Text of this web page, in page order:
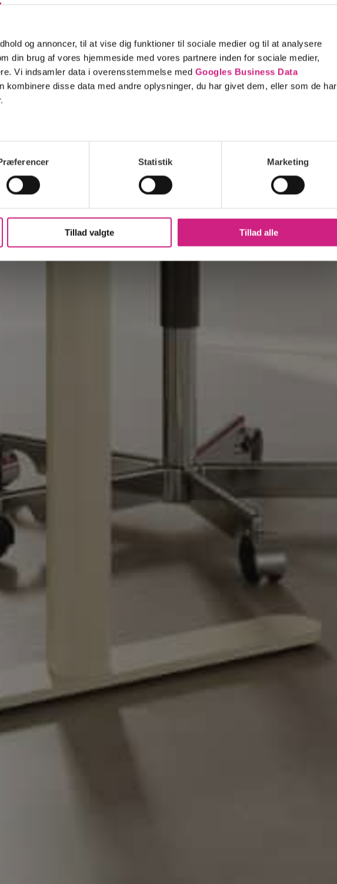
og annoncer, til at vise dig funktioner til sociale medier og til at analysere
din brug af vores hjemmeside med vores partnere inden for sociale medier,
Vi indsamler data i overensstemmelse med Googles Business Data
kombinere disse data med andre oplysninger, du har givet dem, eller som de har
Statistik Marketing
Tillad valgte Tillad alle
Kontakt os